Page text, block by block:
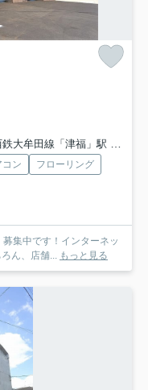
大牟田線「津福」駅 徒歩45分
コン
フローリング
集中です！インターネッ
ん、店舗... もっと見る